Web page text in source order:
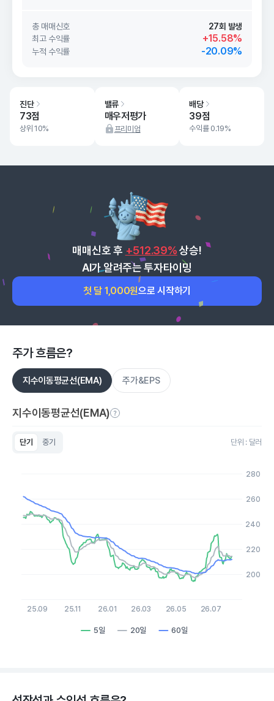
최근 매수 신호 ***.**
총 매매신호
27회 발생
최고 수익률
+15.58%
누적 수익률 -20.09%
진단
73점
상위 10%
밸류
매우저평가
프리미엄
배당
39점
수익률 0.19%
매매신호 후 +512.39% 상승!
AI가 알려주는 투자타이밍
첫 달 1,000원으로 시작하기
주가 흐름은?
지수이동평균선(EMA) 주가&EPS
지수이동평균선(EMA)
단기 중기 단위 : 달러
The chart has 1 X axis displaying Time. Data ranges from
The chart has 1 Y axis displaying values. Data ranges from
5일 20일 60일
25.09 25.11 26.01 26.03 26.05 26.07
200
220
240
260
280